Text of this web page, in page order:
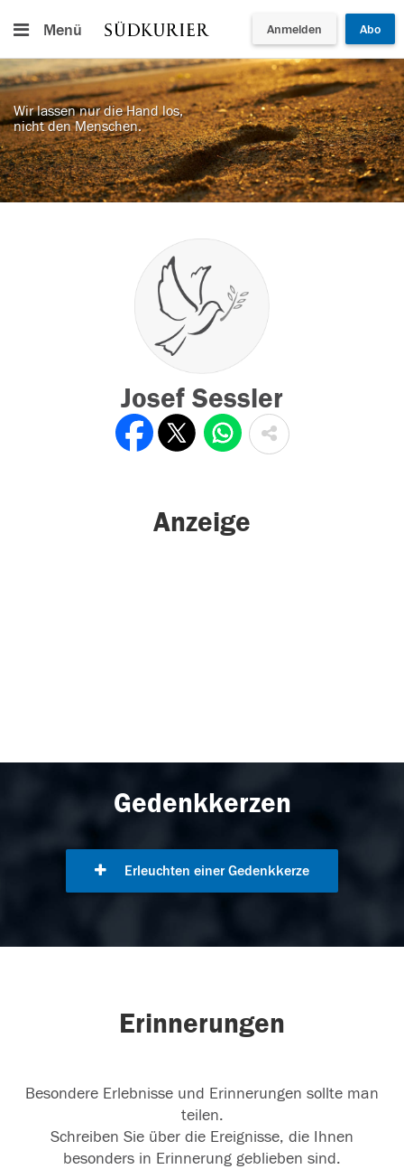
Menü Anmelden Abo
Wir lassen nur die Hand los,
nicht den Menschen.
Josef Sessler
Anzeige
Gedenkkerzen
Erleuchten einer Gedenkkerze
Erinnerungen
Besondere Erlebnisse und Erinnerungen sollte man
teilen.
Schreiben Sie über die Ereignisse, die Ihnen
besonders in Erinnerung geblieben sind.